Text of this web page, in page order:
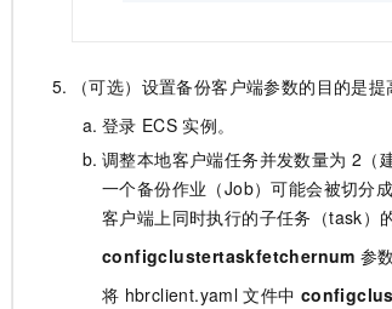
（可选）设置备份客户端参数的目的是
登录 ECS 实例。
调整本地客户端任务并发数量为 2（
一个备份作业（Job）可能会被切分
客户端上同时执行的子任务（task）
configclustertaskfetchernum 参
将 hbrclient.yaml 文件中